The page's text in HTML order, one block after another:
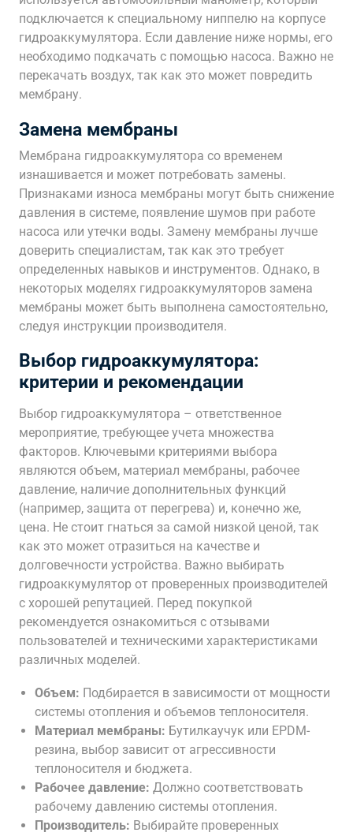
подключается к специальному ниппелю на корпусе
гидроаккумулятора. Если давление ниже нормы, его
необходимо подкачать с помощью насоса. Важно не
перекачать воздух, так как это может повредить
мембрану.
Замена мембраны
Мембрана гидроаккумулятора со временем
изнашивается и может потребовать замены.
Признаками износа мембраны могут быть снижение
давления в системе, появление шумов при работе
насоса или утечки воды. Замену мембраны лучше
доверить специалистам, так как это требует
определенных навыков и инструментов. Однако, в
некоторых моделях гидроаккумуляторов замена
мембраны может быть выполнена самостоятельно,
следуя инструкции производителя.
Выбор гидроаккумулятора:
критерии и рекомендации
Выбор гидроаккумулятора – ответственное
мероприятие, требующее учета множества
факторов. Ключевыми критериями выбора
являются объем, материал мембраны, рабочее
давление, наличие дополнительных функций
(например, защита от перегрева) и, конечно же,
цена. Не стоит гнаться за самой низкой ценой, так
как это может отразиться на качестве и
долговечности устройства. Важно выбирать
гидроаккумулятор от проверенных производителей
с хорошей репутацией. Перед покупкой
рекомендуется ознакомиться с отзывами
пользователей и техническими характеристиками
различных моделей.
Объем: Подбирается в зависимости от мощности
системы отопления и объемов теплоносителя.
Материал мембраны: Бутилкаучук или EPDM-
резина, выбор зависит от агрессивности
теплоносителя и бюджета.
Рабочее давление: Должно соответствовать
рабочему давлению системы отопления.
Производитель: Выбирайте проверенных